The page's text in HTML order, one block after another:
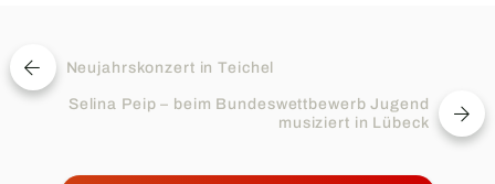
Beitragsnavigation
vorheriger
Beitrag:
Neujahrskonzert in Teichel
Selina Peip – beim Bundeswettbewerb Jugend
musiziert in Lübeck